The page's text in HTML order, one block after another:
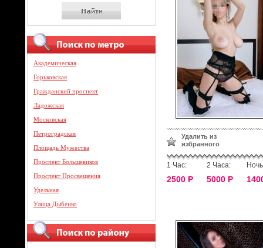
Академическая
Горьковская
Гражданский проспект
Ладожская
Московская
Петроградская
Площадь Мужества
Проспект Большевиков
Проспект Просвещения
Удельная
Улица Дыбенко
Удалить из
избранного
1 Час:
2500 Р
2 Часа:
5000 Р